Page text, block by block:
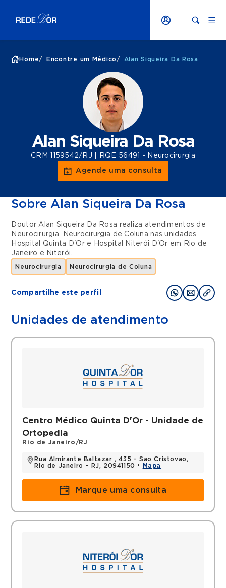
Home/ Encontre um Médico / Alan Siqueira Da Rosa
Alan Siqueira Da Rosa
CRM 1159542/RJ | RQE 56491 - Neurocirurgia
Agende uma consulta
Sobre Alan Siqueira Da Rosa
Doutor Alan Siqueira Da Rosa realiza atendimentos de
Neurocirurgia, Neurocirurgia de Coluna nas unidades
Hospital Quinta D'Or e Hospital Niterói D'Or em
Rio de
Janeiro e Niterói.
Neurocirurgia Neurocirurgia de Coluna
Compartilhe este perfil
Unidades de atendimento
Centro Médico Quinta D'Or - Unidade de
Ortopedia
Rio de Janeiro/RJ
Rua Almirante Baltazar , 435 - Sao Cristovao,
Rio de Janeiro - RJ, 20941150 •
Mapa
Marque uma consulta